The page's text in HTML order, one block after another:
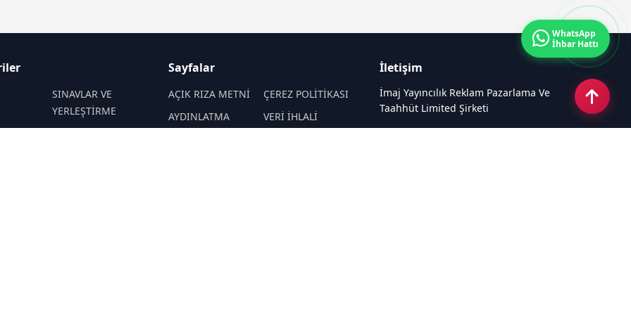
SINAVLAR VE
YERLEŞTİRME
Sayfalar
AÇIK RIZA METNİ
ÇEREZ POLİTİKASI
AYDINLATMA
VERİ İHLALİ
İletişim
İmaj Yayıncılık Reklam Pazarlama Ve
Taahhüt Limited Şirketi
WhatsApp
İhbar Hattı